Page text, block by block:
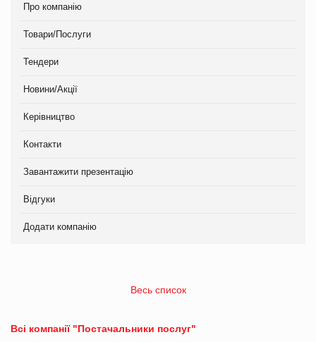
Про компанію
Товари/Послуги
Тендери
Новини/Акції
Керівництво
Контакти
Завантажити презентацію
Відгуки
Додати компанію
Весь список
Всі компанії "Постачальники послуг"